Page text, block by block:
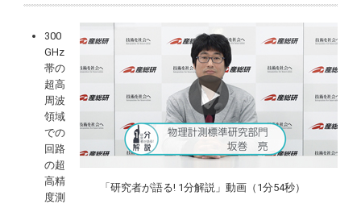
「研究者が語る! 1分解説」動画（1分54秒）
300
GHz
帯の
超高
周波
領域
での
回路
の超
高精
度測